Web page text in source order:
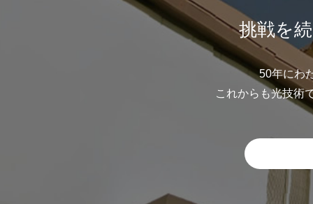
挑戦を
50年にわ
これからも光技術